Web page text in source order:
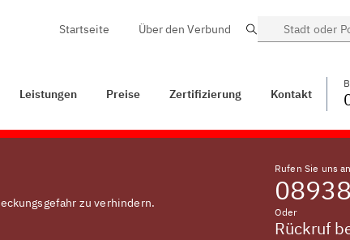
BÜRGERTELEFON
Startseite Über den Verbund Suche
Leistungen Preise Zertifizierung Kontakt
zu verhindern.
Rufen Sie uns an
Oder
Rückruf